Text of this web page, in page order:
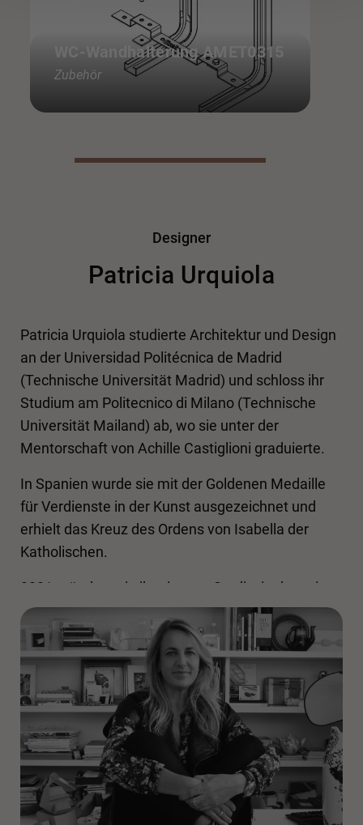
Zubehör
WC-Wandhalterung AMET0315
Designer
Patricia Urquiola
Patricia Urquiola studierte Architektur und Design
an der Universidad Politécnica de Madrid
(Technische Universität Madrid) und schloss ihr
Studium am Politecnico di Milano (Technische
Universität Mailand) ab, wo sie unter der
Mentorschaft von Achille Castiglioni graduierte.
In Spanien wurde sie mit der Goldenen Medaille
für Verdienste in der Kunst ausgezeichnet und
erhielt das Kreuz des Ordens von Isabella der
Katholischen.
2001 gründete sie ihr eigenes Studio, in dem sie
sich auf industrielles Produktdesign, Architektur
(Hotellerie, Einzelhandel, Wohnungen,
Ausstellungen und Installationen), künstlerische
Leitung und Strategieberatung spezialisierte.